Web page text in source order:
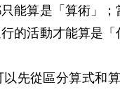
能算是「算術」
的活動才能算是
先從區分算式和